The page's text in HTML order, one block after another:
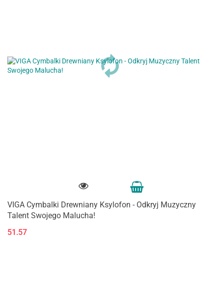
VIGA Cymbalki Drewniany Ksylofon - Odkryj Muzyczny
Talent Swojego Malucha!
51.57